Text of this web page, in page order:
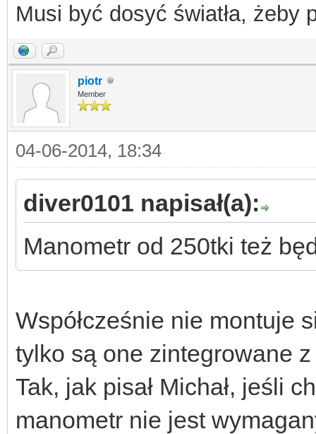
Musi być dosyć światła, żeby
piotr
Member
04-06-2014, 18:34
diver0101 napisał(a):
Manometr od 250tki też
Współcześnie nie montuje
tylko są one zintegrowane
Tak, jak pisał Michał, jeśli
manometr nie jest